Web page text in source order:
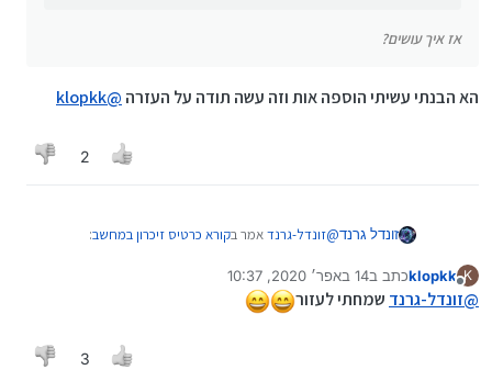
אז איך עושים?
הא הבנתי עשיתי הוספה אות וזה עשה תודה על העזרה @
klopkk
2
זונדל גרנד@זונדל-גרנדאמר בקורא כרטיס זיכרון במחשב:
@
klopkkאמר ב
K
מנותק
klopkkכתב ב14 באפר׳ 2020, 10:37
נערך לאחרונה על ידי
@זונדל-גרנד שמחתי לעזור
3